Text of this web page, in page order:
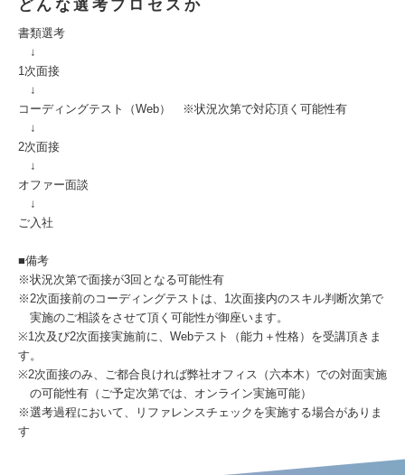
どんな選考プロセスか
書類選考
↓
1次面接
↓
コーディングテスト（Web） ※状況次第で対応頂く可能性有
↓
2次面接
↓
オファー面談
↓
ご入社
■備考
※状況次第で面接が3回となる可能性有
※2次面接前のコーディングテストは、1次面接内のスキル判断次第で
実施のご相談をさせて頂く可能性が御座います。
※1次及び2次面接実施前に、Webテスト（能力＋性格）を受講頂きま
す。
※2次面接のみ、ご都合良ければ弊社オフィス（六本木）での対面実施
の可能性有（ご予定次第では、オンライン実施可能）
※選考過程において、リファレンスチェックを実施する場合がありま
す